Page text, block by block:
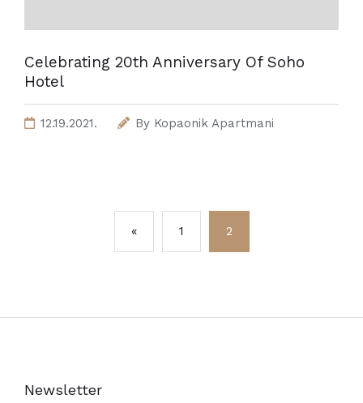
Celebrating 20th Anniversary Of Soho
Hotel
12.19.2021. By Kopaonik Apartmani
« 1 2
Newsletter